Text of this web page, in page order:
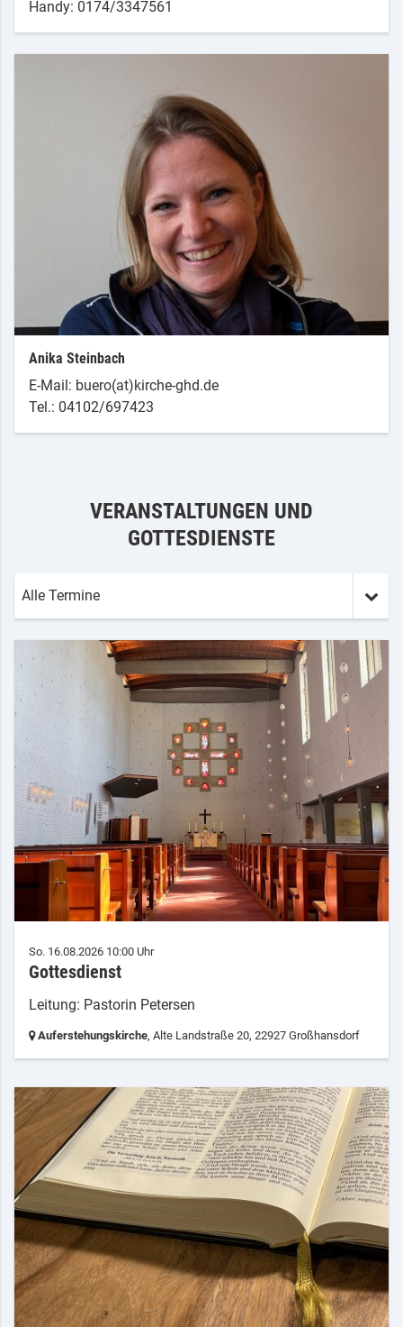
Handy: 0174/3347561
Anika Steinbach
E-Mail: buero(at)kirche-ghd.de
Tel.: 04102/697423
VERANSTALTUNGEN UND
GOTTESDIENSTE
Alle Termine
So. 16.08.2026 10:00 Uhr
Gottesdienst
Leitung: Pastorin Petersen
Auferstehungskirche, Alte Landstraße 20, 22927 Großhansdorf